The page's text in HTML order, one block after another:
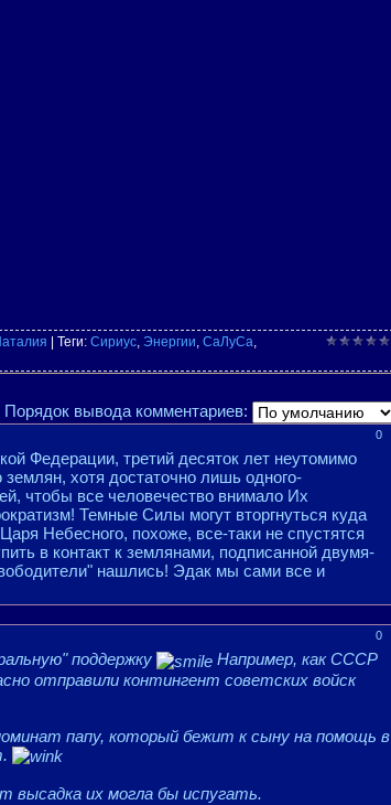
Теги: Сириус, Энергии, СаЛуСа,
Порядок вывода комментариев:
0
Федерации, третий десяток лет неутомимо
хотя достаточно лишь одного-
чтобы все человечество внимало Их
Темные Силы могут вторгнуться куда
Небесного, похоже, все-таки не спустятся
в контакт к землянами, подписанной двумя-
нашлись! Эдак мы сами все и
0
поддержку
Например, как СССР
отправили контингент советских войск
папу, который бежит к сыну на помощь в
высадка их могла бы испугать.